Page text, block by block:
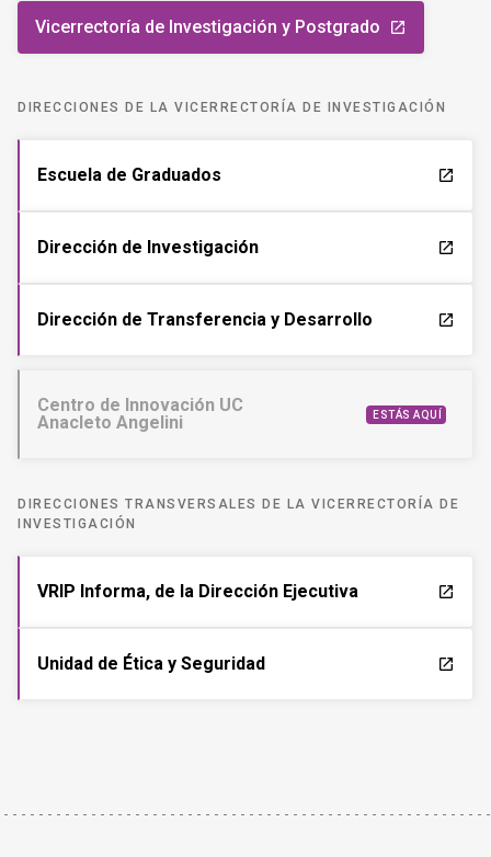
Vicerrectoría de Investigación y Postgrado launch
DIRECCIONES DE LA VICERRECTORÍA DE INVESTIGACIÓN
Escuela de Graduados launch
Dirección de Investigación launch
Dirección de Transferencia y Desarrollo launch
Centro de Innovación UC
Anacleto Angelini
ESTÁS AQUÍ
DIRECCIONES TRANSVERSALES DE LA VICERRECTORÍA DE
INVESTIGACIÓN
VRIP Informa, de la Dirección Ejecutiva launch
Unidad de Ética y Seguridad launch